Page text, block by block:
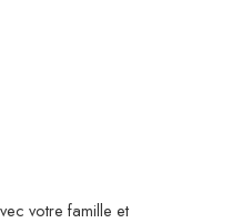
votre famille et